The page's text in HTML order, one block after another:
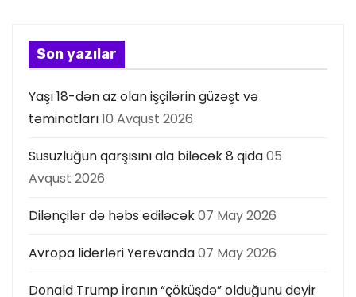
a
s
ı
Son yazılar
Yaşı 18-dən az olan işçilərin güzəşt və
təminatları10 Avqust 2026
Susuzluğun qarşısını ala biləcək 8 qida05
Avqust 2026
Dilənçilər də həbs ediləcək07 May 2026
Avropa liderləri Yerevanda07 May 2026
Donald Trump İranın “çöküşdə” olduğunu deyir